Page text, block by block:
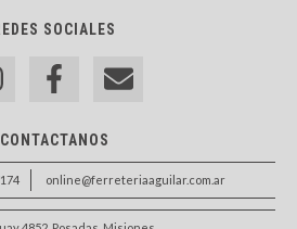
SOCIALES
CONTACTANOS
online@ferreteriaaguilar.com.ar